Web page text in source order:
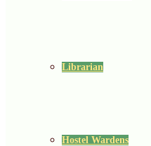
Librarian
Hostel Wardens